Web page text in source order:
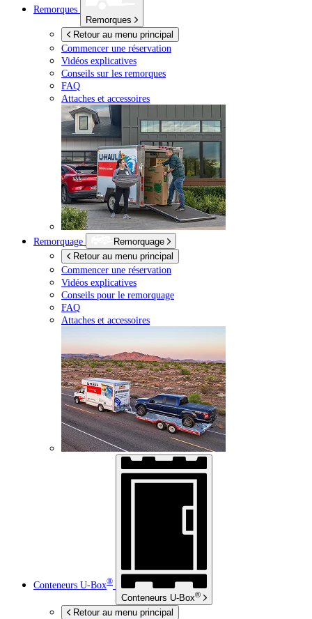
Remorques
Remorques
Retour au menu principal
Commencer une réservation
Vidéos explicatives
Conseils sur les remorques
FAQ
Attaches et accessoires
Remorquage
Remorquage
Retour au menu principal
Commencer une réservation
Vidéos explicatives
Conseils pour le remorquage
FAQ
Attaches et accessoires
Conteneurs U-Box®
Conteneurs U-Box®
Retour au menu principal